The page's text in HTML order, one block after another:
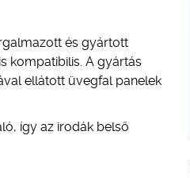
és gyártott
kompatibilis. A gyártás
ellátott üvegfal panelek
így az irodák belső